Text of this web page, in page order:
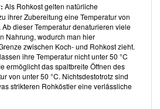
bekommt man im großformatigen
für das Buch 4 Sterne, bewertet von
29. Mai 2015.
erschienen und unter anderen bei
vonIlja Lauberund Vegan Oriental
Als Rohkost gelten natürliche
ihrer Zubereitung eine Temperatur von
dieser Temperatur denaturieren viele
Nahrung, wodurch man hier
zwischen Koch- und Rohkost zieht.
ihre Temperatur nicht unter 50 °C
ermöglicht das spaltbreite Öffnen des
von unter 50 °C. Nichtsdestotrotz sind
strikteren Rohköstler eine verlässliche